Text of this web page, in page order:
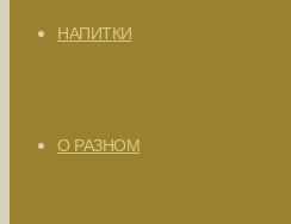
НАПИТКИ
О РАЗНОМ